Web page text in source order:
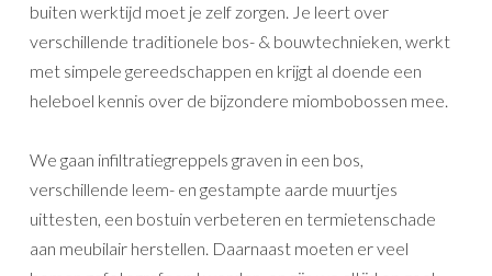
buiten werktijd moet je zelf zorgen. Je leert over
verschillende traditionele bos- & bouwtechnieken, werkt
met simpele gereedschappen en krijgt al doende een
heleboel kennis over de bijzondere miombobossen mee.
We gaan infiltratiegreppels graven in een bos,
verschillende leem- en gestampte aarde muurtjes
uittesten, een bostuin verbeteren en termietenschade
aan meubilair herstellen. Daarnaast moeten er veel